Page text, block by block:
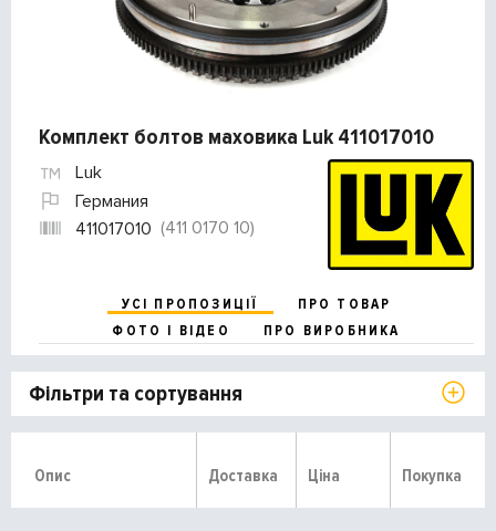
Комплект болтов маховика Luk 411017010
Luk
Германия
411017010 (411 0170 10)
УСІ ПРОПОЗИЦІЇ
ПРО ТОВАР
ФОТО І ВІДЕО
ПРО ВИРОБНИКА
Фільтри та сортування
Опис Доставка Ціна Покупка